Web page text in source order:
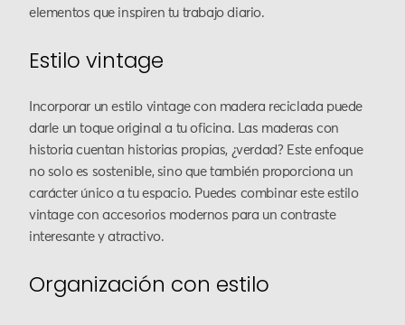
elementos que inspiren tu trabajo diario.
Estilo vintage
Incorporar un estilo vintage con madera reciclada puede
darle un toque original a tu oficina. Las maderas con
historia cuentan historias propias, ¿verdad? Este enfoque
no solo es sostenible, sino que también proporciona un
carácter único a tu espacio. Puedes combinar este estilo
vintage con accesorios modernos para un contraste
interesante y atractivo.
Organización con estilo